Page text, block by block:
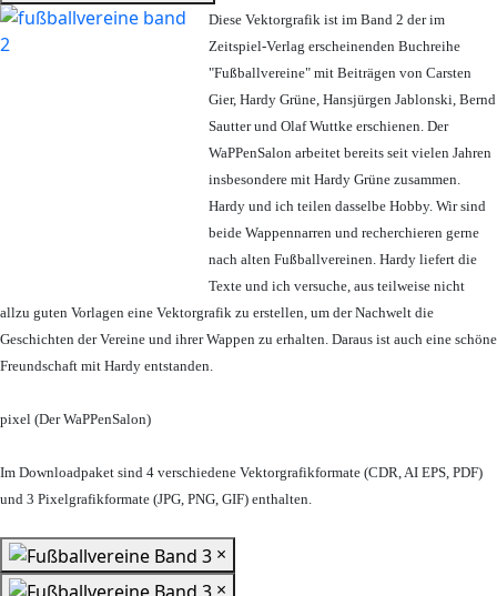
Diese Vektorgrafik ist im Band 2 der im
Zeitspiel-Verlag erscheinenden Buchreihe
"Fußballvereine" mit Beiträgen von Carsten
Gier, Hardy Grüne, Hansjürgen Jablonski, Bernd
Sautter und Olaf Wuttke erschienen. Der
WaPPenSalon arbeitet bereits seit vielen Jahren
insbesondere mit Hardy Grüne zusammen.
Hardy und ich teilen dasselbe Hobby. Wir sind
beide Wappennarren und recherchieren gerne
nach alten Fußballvereinen. Hardy liefert die
Texte und ich versuche, aus teilweise nicht
allzu guten Vorlagen eine Vektorgrafik zu erstellen, um der Nachwelt die
Geschichten der Vereine und ihrer Wappen zu erhalten. Daraus ist auch eine schöne
Freundschaft mit Hardy entstanden.
pixel (Der WaPPenSalon)
Im Downloadpaket sind 4 verschiedene Vektorgrafikformate (CDR, AI EPS, PDF)
und 3 Pixelgrafikformate (JPG, PNG, GIF) enthalten.
×
×